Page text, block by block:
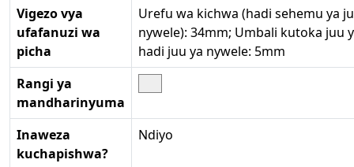
Vigezo vya
ufafanuzi wa
picha
Urefu wa kichwa (hadi sehemu ya
nywele): 34mm; Umbali kutoka juu
hadi juu ya nywele: 5mm
Rangi ya
mandharinyuma
Inaweza
kuchapishwa?
Ndiyo